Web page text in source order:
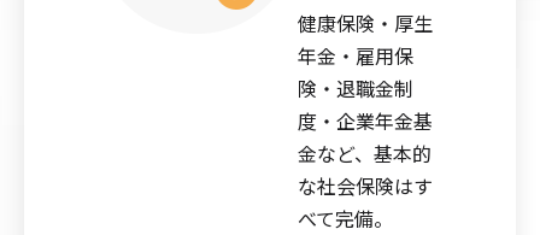
健康保険・厚生
年金・雇用保
険・退職金制
度・企業年金基
金など、基本的
な社会保険はす
べて完備。